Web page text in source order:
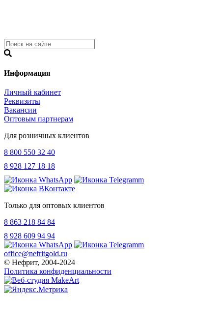
Информация
Личный кабинет
Реквизиты
Вакансии
Оптовым партнерам
Для розничных клиентов
8 800 550 32 40
8 928 127 18 18
Только для оптовых клиентов
8 863 218 84 84
8 928 609 94 94
office@nefritgold.ru
© Нефрит, 2004-2024
Политика конфиденциальности